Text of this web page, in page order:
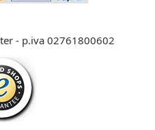
- p.iva 02761800602